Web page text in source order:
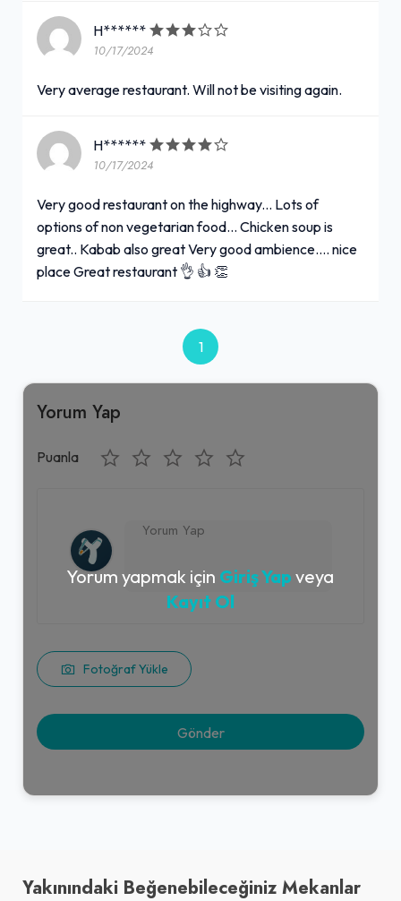
H******
10/17/2024
Very average restaurant. Will not be visiting again.
H******
10/17/2024
Very good restaurant on the highway... Lots of
options of non vegetarian food... Chicken soup is
great.. Kabab also great Very good ambience.... nice
place Great restaurant 👌 👍 👏
1
Yorum Yap
Puanla
Fotoğraf Yükle
Yorum yapmak için Giriş Yap veya
Kayıt Ol
Yakınındaki Beğenebileceğiniz Mekanlar